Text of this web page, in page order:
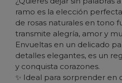
ramo es la elección
de rosas naturales en tono
transmite alegría, amor y
Envueltas en un delicado
detalles elegantes, es un
y conquista corazones.
✨ Ideal para sorprender en